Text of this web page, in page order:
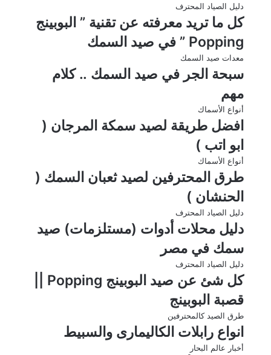
دليل الصياد المحترف
كل ما تريد معرفته عن تقنية ” البوبينج
Popping ” في صيد السمك
معدات صيد السمك
سبحة الجر في صيد السمك .. كلام
مهم
أنواع الأسماك
افضل طريقة لصيد سمكة المرجان (
ابو اتب )
أنواع الأسماك
طرق المحترفين لصيد ثعبان السمك (
الحنشان )
دليل الصياد المحترف
دليل محلات أدوات (مستلزمات) صيد
سمك في مصر
دليل الصياد المحترف
قصبة البوبينج
طرق الصيد كالمحترفين
انواع رابلات الكاليمارى والسبيط
أخبار عالم البحار